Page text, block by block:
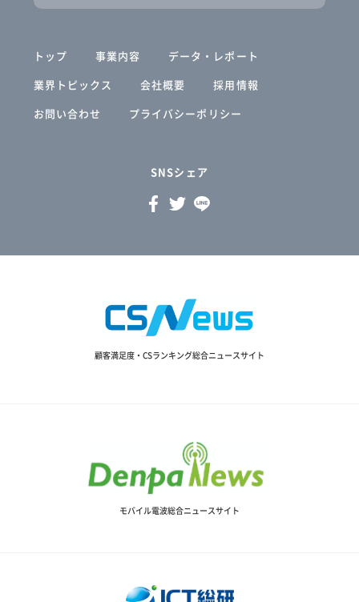
トップ 事業内容
データ・レポート
業界トピックス
会社概要
採用情報
お問い合わせ
プライバシーポリシー
SNSシェア
顧客満足度・CSランキング総合ニュースサイト
モバイル電波総合ニュースサイト